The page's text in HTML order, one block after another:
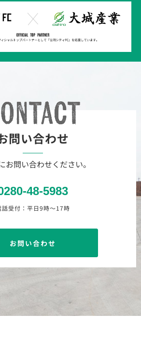
問い合わせ
お問い合わせください。
48-5983
話受付：平日9時〜17時
お問い合わせ